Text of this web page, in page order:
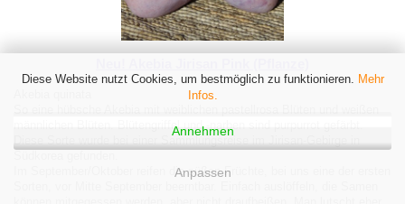
Diese Website nutzt Cookies, um bestmöglich zu funktionieren. Mehr
Infos.
Annehmen
Anpassen
männlichen Blüten. Blütengriffel und -narben sind purpurrot gefärbt.
Im September/Oktober reifen die süßen Früchte, bei uns eine der ersten